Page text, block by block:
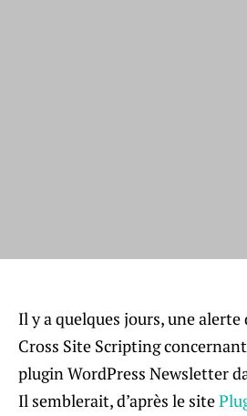
Il y a quelques jours, une alerte
Cross Site Scripting
plugin WordPress Newsletter
Il semblerait, d’après le site